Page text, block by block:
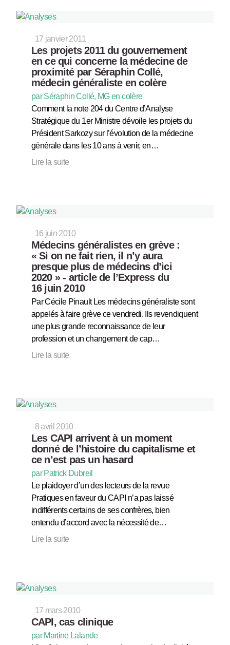
17 janvier 2011
Les projets 2011 du gouvernement
en ce qui concerne la médecine de
proximité par Séraphin Collé,
médecin généraliste en colère
par Séraphin Collé, MG en colère
Comment la note 204 du Centre d’Analyse
Stratégique du 1er Ministre dévoile les projets du
Président Sarkozy sur l’évolution de la médecine
générale dans les 10 ans à venir, en…
Lire la suite
16 juin 2010
Médecins généralistes en grève :
« Si on ne fait rien, il n’y aura
presque plus de médecins d’ici
2020 » - article de l’Express du
16 juin 2010
Par Cécile Pinault Les médecins généraliste sont
appelés à faire grève ce vendredi. Ils revendiquent
une plus grande reconnaissance de leur
profession et un changement de cap…
Lire la suite
8 avril 2010
Les CAPI arrivent à un moment
donné de l’histoire du capitalisme et
ce n’est pas un hasard
par Patrick Dubreil
Le plaidoyer d’un des lecteurs de la revue
Pratiques en faveur du CAPI n’a pas laissé
indifférents certains de ses confrères, bien
entendu d’accord avec la nécessité de…
Lire la suite
17 mars 2010
CAPI, cas clinique
par Martine Lalande